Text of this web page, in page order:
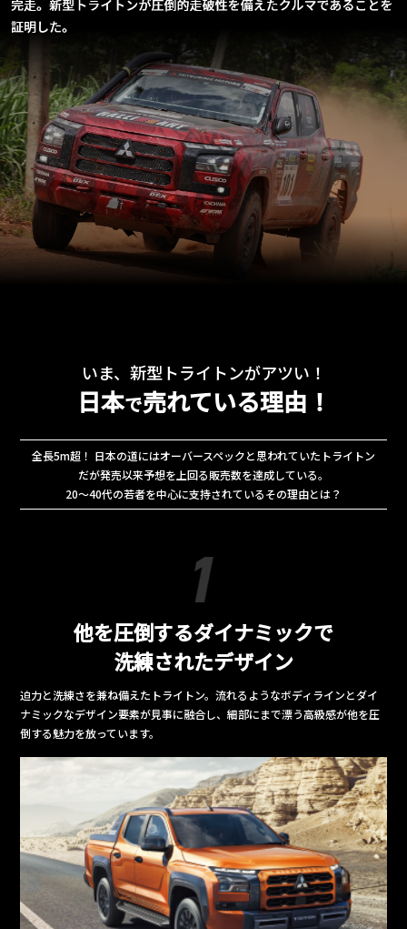
いま、新型トライトンがアツい！
日本で売れている理由！
全長5m超！ 日本の道にはオーバースペックと思われていたトライトン
だが発売以来予想を上回る販売数を達成している。
20～40代の若者を中心に支持されているその理由とは？
他を圧倒するダイナミックで
洗練されたデザイン
迫力と洗練さを兼ね備えたトライトン。流れるようなボディラインとダイ
ナミックなデザイン要素が見事に融合し、細部にまで漂う高級感が他を圧
倒する魅力を放っています。